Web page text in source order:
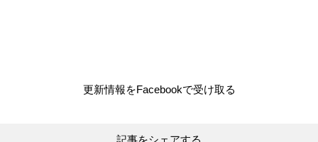
更新情報をFacebookで受け取る
記事をシェアする